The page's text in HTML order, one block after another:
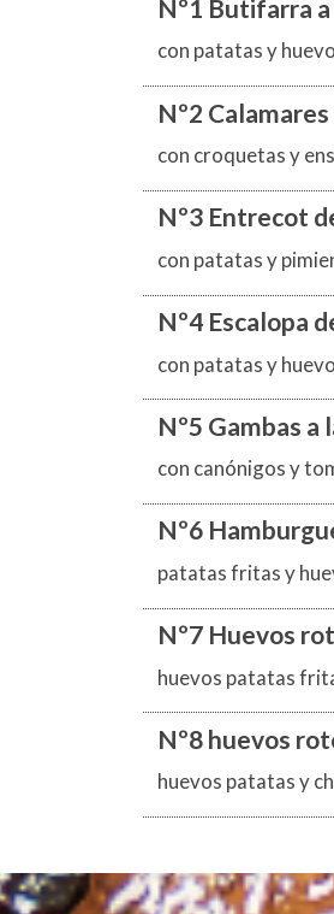
Nº1 Butifarra a
con patatas y
Nº2
con croquetas y
Nº3 Entrecot
con patatas y
Nº4 Escalopa
con patatas y
Nº5 Gambas a
con canónigos y
Nº6
patatas fritas y
Nº7 Huevos
huevos patatas
Nº8 huevos
huevos patatas y